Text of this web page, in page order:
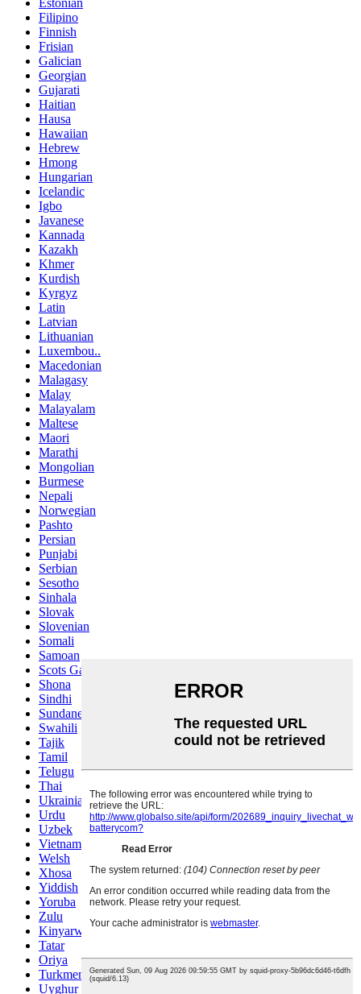
Filipino
Finnish
Frisian
Galician
Georgian
Gujarati
Haitian
Hausa
Hawaiian
Hebrew
Hmong
Hungarian
Icelandic
Igbo
Javanese
Kannada
Kazakh
Khmer
Kurdish
Kyrgyz
Latin
Latvian
Lithuanian
Luxembou..
Macedonian
Malagasy
Malay
Malayalam
Maltese
Maori
Marathi
Mongolian
Burmese
Nepali
Norwegian
Pashto
Persian
Punjabi
Serbian
Sesotho
Sinhala
Slovak
Slovenian
Somali
Samoan
Scots Gaelic
Shona
Sindhi
Sundanese
Swahili
Tajik
Tamil
Telugu
Thai
Ukrainian
Urdu
Uzbek
Vietnamese
Welsh
Xhosa
Yiddish
Yoruba
Zulu
Kinyarwanda
Tatar
Oriya
Turkmen
Uyghur